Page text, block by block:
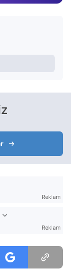
Reklam
Reklam